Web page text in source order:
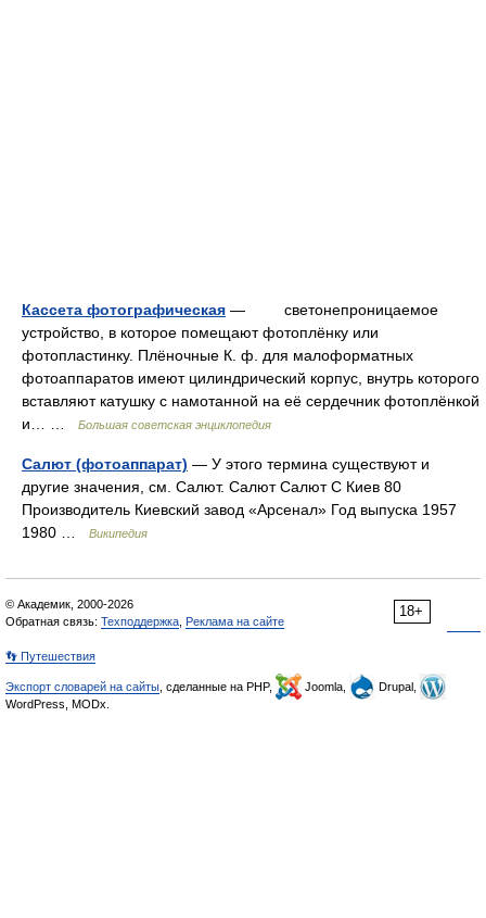
Кассета фотографическая — светонепроницаемое
устройство, в которое помещают фотоплёнку или
фотопластинку. Плёночные К. ф. для малоформатных
фотоаппаратов имеют цилиндрический корпус, внутрь которого
вставляют катушку с намотанной на её сердечник фотоплёнкой
и… …
Большая советская энциклопедия
Салют (фотоаппарат) — У этого термина существуют и
другие значения, см. Салют. Салют Салют С Киев 80
Производитель Киевский завод «Арсенал» Год выпуска 1957
1980 …
Википедия
18+
© Академик, 2000-2026
Обратная связь: Техподдержка Реклама на сайте
👣 Путешествия
Экспорт словарей на сайты , сделанные на PHP, Joomla,
Drupal,
WordPress, MODx.